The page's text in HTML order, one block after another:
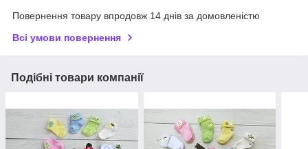
Повернення товару впродовж 14 днів за домовленістю
Всі умови повернення
Подібні товари компанії